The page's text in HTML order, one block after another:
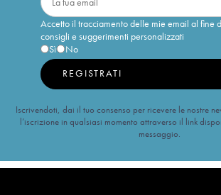
Accetto il tracciamento delle mie email al fine
consigli e suggerimenti personalizzati
Sì
No
REGISTRATI
Iscrivendoti, dai il tuo consenso per ricevere le nostre
l’iscrizione in qualsiasi momento attraverso il link
messaggio.